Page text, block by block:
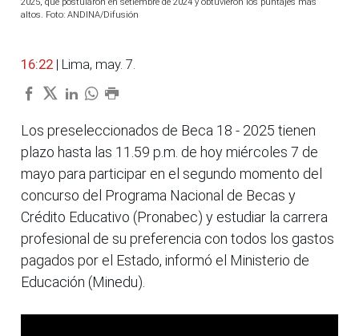
2025, que postularon en setiembre de 2024 y obtuvieron los puntajes más
altos. Foto: ANDINA/Difusión
16:22 | Lima, may. 7.
Los preseleccionados de Beca 18 - 2025 tienen
plazo hasta las 11.59 p.m. de hoy miércoles 7 de
mayo para participar en el segundo momento del
concurso del Programa Nacional de Becas y
Crédito Educativo (Pronabec) y estudiar la carrera
profesional de su preferencia con todos los gastos
pagados por el Estado, informó el Ministerio de
Educación (Minedu).